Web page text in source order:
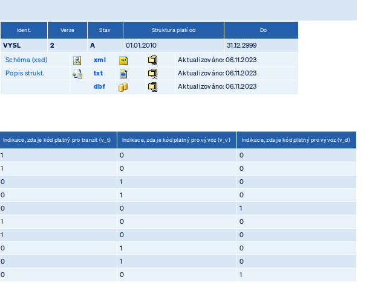
Ident. Verze Stav Struktura platí od Do
VYSL 2 A 01.01.2010
31.12.2999
Schéma (xsd)
xml
Aktualizováno: 06.11.2023
Popis strukt.
txt
Aktualizováno: 06.11.2023
dbf
Aktualizováno: 06.11.2023
Indikace, zda je kód platný pro tranzit (v_t) Indikace, zda je kód platný pro vývoz (v_v) Indikace, zda je kód platný pro vývoz (v_d)
1 0
0
1 0
0
0 1
0
0 1
0
0 0
1
1 0
0
1 0
0
0 1
0
0 1
0
0 0 1